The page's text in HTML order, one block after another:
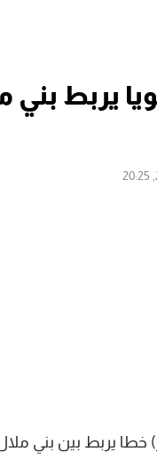
يربط بني
خطا يربط بين بني